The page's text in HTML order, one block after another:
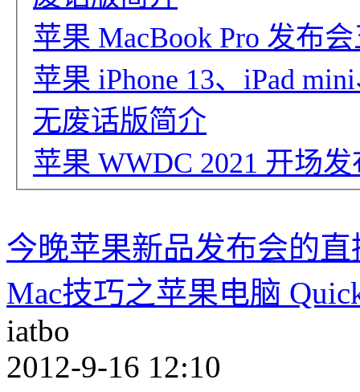
苹果 MacBook Pro 发布
苹果 iPhone 13、iPad
无废话版简介
苹果 WWDC 2021 开场
今晚苹果新品发布会的
Mac技巧之苹果电脑
iatbo
2012-9-16 12:10